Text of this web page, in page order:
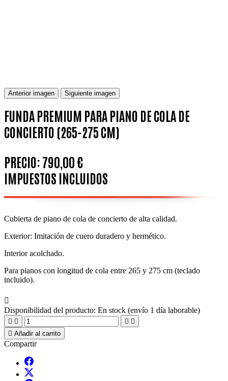
Anterior imagen Siguiente imagen
FUNDA PREMIUM PARA PIANO DE COLA DE
CONCIERTO (265-275 CM)
PRECIO:790,00 €
IMPUESTOS INCLUIDOS
Cubierta de piano de cola de concierto de alta calidad.
Exterior: Imitación de cuero duradero y hermético.
Interior acolchado.
Para pianos con longitud de cola entre 265 y 275 cm (teclado
incluido).

Disponibilidad del producto: En stock (envío 1 día laborable)
   
 Añadir al carrito
Compartir